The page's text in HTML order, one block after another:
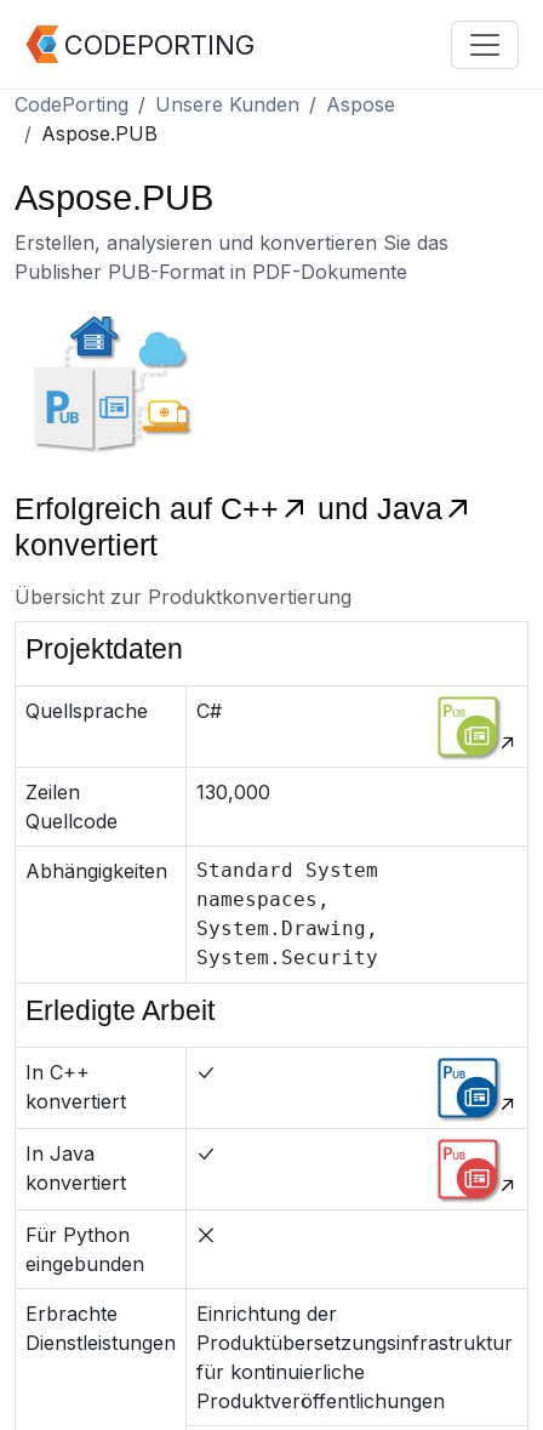
CODEPORTING
CodePorting Unsere Kunden
Aspose
Aspose.PUB
Aspose.PUB
Erstellen, analysieren und konvertieren Sie das
Publisher PUB-Format in PDF-Dokumente
Erfolgreich auf C++ und Java
konvertiert
Übersicht zur Produktkonvertierung
Projektdaten
Quellsprache C#
Zeilen
Quellcode
130,000
Abhängigkeiten
Standard System
namespaces,
System.Drawing,
System.Security
Erledigte Arbeit
In C++
konvertiert
In Java
konvertiert
Für Python
eingebunden
Erbrachte
Dienstleistungen
Einrichtung der
Produktübersetzungsinfrastruktur
für kontinuierliche
Produktveröffentlichungen